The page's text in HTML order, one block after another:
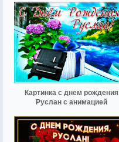
Картинка с днем рождения
Руслан с анимацией